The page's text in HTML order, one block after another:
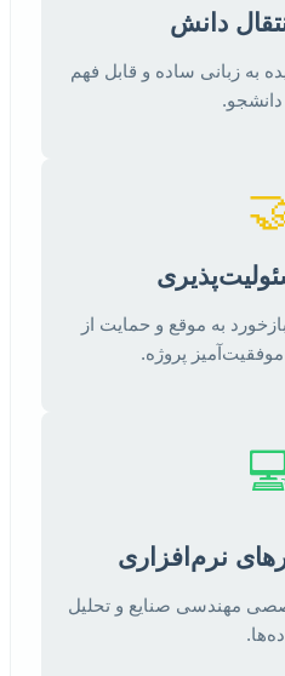
دانش
به زبانی ساده و قابل فهم
دانشجو.
به موقع و حمایت از
موفقیت‌آمیز پروژه.
نرم‌افزاری
مهندسی صنایع و تحلیل